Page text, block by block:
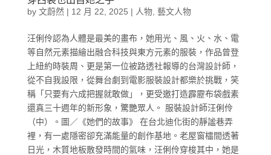
by 文蔚然| 12 月 22, 2025 | 人物, 藝文人物
汪俐伶認為人體是最美的畫布，她用光、風、火、水、電
等自然元素描繪出融合科技與東方元素的服裝，作品曾登
上紐約時裝周、更是第一位被路透社報導的台灣設計師，
從不自我設限，從舞台劇到電影服裝設計都樂於挑戰，笑
稱「只要有六成把握就敢做」，更受邀打造霹靂布袋戲素
還真三十週年的新形象，驚艷眾人。 服裝設計師汪俐伶
（中）。圖／《她們的故事》 在台北迪化街的靜謐巷弄
裡，有一處隱密卻充滿能量的創作基地。老屋窗櫺間透著
日光，木質地板散發時間的氣味，汪俐伶穿梭其中，她是